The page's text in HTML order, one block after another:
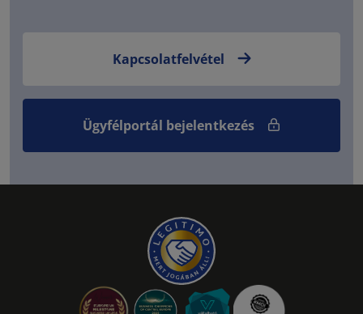
Kapcsolatfelvétel
Ügyfélportál bejelentkezés